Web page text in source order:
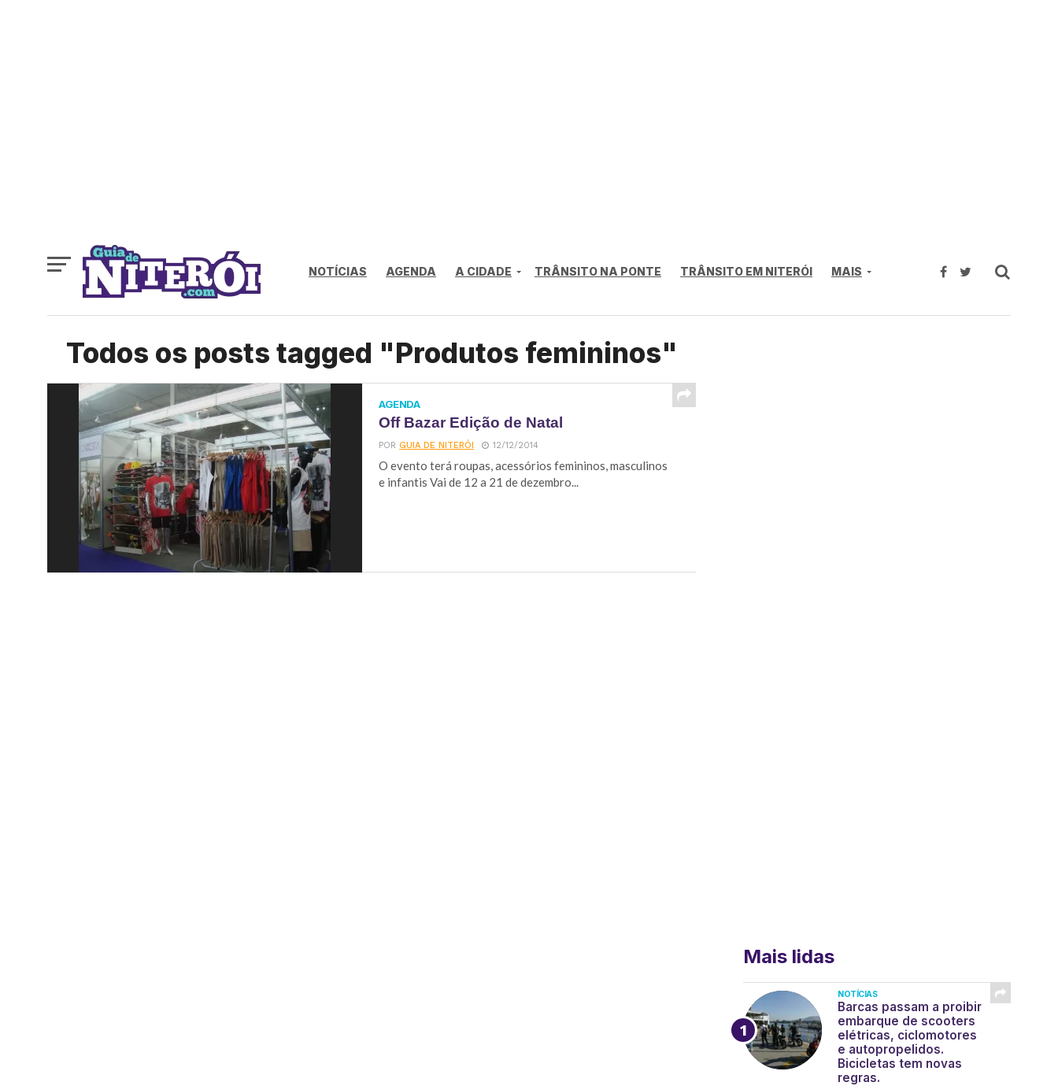
NOTÍCIAS AGENDA A CIDADE TRÂNSITO NA PONTE TRÂNSITO EM NITERÓI MAIS
Todos os posts tagged "Produtos femininos"
AGENDA
Off Bazar Edição de Natal
PORGUIA DE NITERÓI 12/12/2014
O evento terá roupas, acessórios femininos, masculinos
e infantis Vai de 12 a 21 de dezembro...
Mais lidas
NOTÍCIAS
Barcas passam a proibir
embarque de scooters
elétricas, ciclomotores
e autopropelidos.
Bicicletas tem novas
regras.